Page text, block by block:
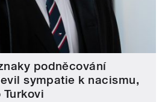
podněcování
sympatie k nacismu,